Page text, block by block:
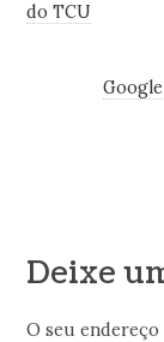
do TCU
Deixe
O seu endereço